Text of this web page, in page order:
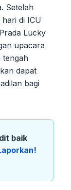
Setelah
di ICU
Lucky
upacara
tengah
dapat
bagi
baik